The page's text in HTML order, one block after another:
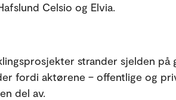
Celsio og Elvia.
strander sjelden på
fordi aktørene – offentlige og
del av.